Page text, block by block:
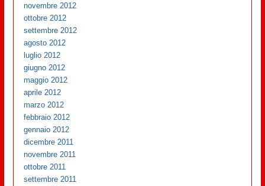
novembre 2012
ottobre 2012
settembre 2012
agosto 2012
luglio 2012
giugno 2012
maggio 2012
aprile 2012
marzo 2012
febbraio 2012
gennaio 2012
dicembre 2011
novembre 2011
ottobre 2011
settembre 2011